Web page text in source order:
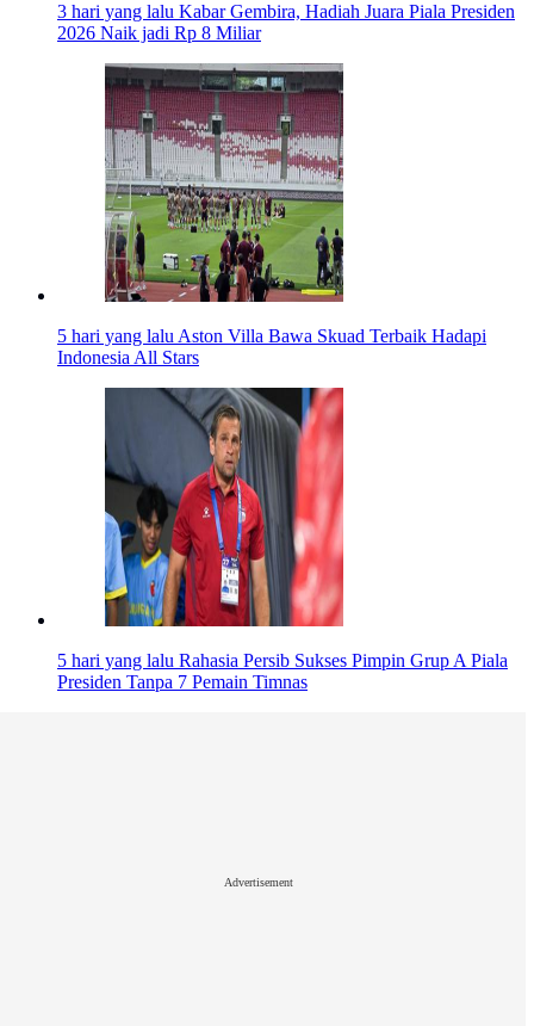
3 hari yang lalu Kabar Gembira, Hadiah Juara Piala Presiden
2026 Naik jadi Rp 8 Miliar
5 hari yang lalu Aston Villa Bawa Skuad Terbaik Hadapi
Indonesia All Stars
5 hari yang lalu Rahasia Persib Sukses Pimpin Grup A Piala
Presiden Tanpa 7 Pemain Timnas
Advertisement